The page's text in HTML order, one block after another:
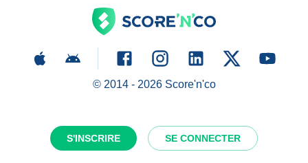
S'INSCRIRE SE CONNECTER
© 2014 - 2026Score'n'co